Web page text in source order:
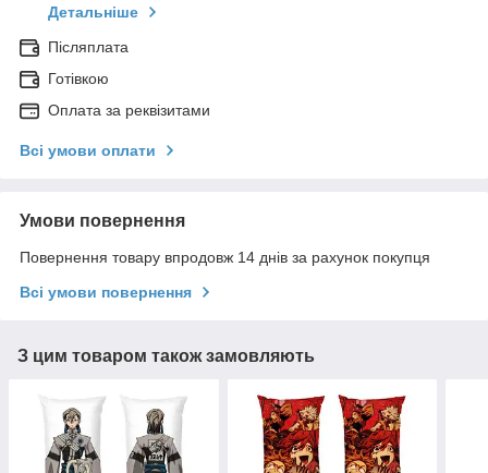
Детальніше
Післяплата
Готівкою
Оплата за реквізитами
Всі умови оплати
Умови повернення
Повернення товару впродовж 14 днів за рахунок покупця
Всі умови повернення
З цим товаром також замовляють